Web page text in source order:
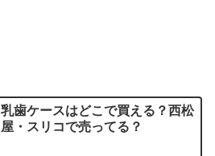
乳歯ケースはどこで買える？西松
屋・スリコで売ってる？